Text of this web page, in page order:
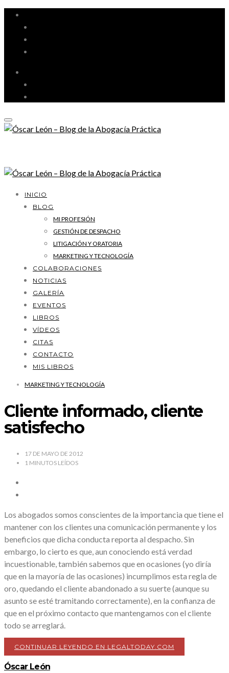
INICIO
BLOG
MI PROFESIÓN
GESTIÓN DE DESPACHO
LITIGACIÓN Y ORATORIA
MARKETING Y TECNOLOGÍA
COLABORACIONES
NOTICIAS
GALERÍA
EVENTOS
LIBROS
VÍDEOS
CITAS
CONTACTO
MIS LIBROS
MARKETING Y TECNOLOGÍA
Cliente informado, cliente
satisfecho
17 DE MAYO DE 2012
1 MINUTOS LEÍDOS
Los abogados somos conscientes de la importancia que tiene el
mantener con los clientes una comunicación permanente y los
beneficios que dicha conducta reporta al despacho. Sin
embargo, lo cierto es que, aun conociendo está verdad
incuestionable, también sabemos que en ocasiones (yo diría
que en la mayoría de las ocasiones) incumplimos esta regla de
oro, quedando el cliente abandonado a su suerte (aunque su
asunto se esté tramitando correctamente), en la confianza de
que en el próximo contacto que mantengamos con el cliente
todo se arreglará.
CONTINUAR LEYENDO EN LEGALTODAY.COM
Óscar León